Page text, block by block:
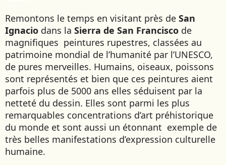
Remontons le temps en visitant près de San
Ignacio dans la Sierra de San Francisco de
magnifiques peintures rupestres, classées au
patrimoine mondial de l’humanité par l’UNESCO,
de pures merveilles. Humains, oiseaux, poissons
sont représentés et bien que ces peintures aient
parfois plus de 5000 ans elles séduisent par la
netteté du dessin. Elles sont parmi les plus
remarquables concentrations d’art préhistorique
du monde et sont aussi un étonnant exemple de
très belles manifestations d’expression culturelle
humaine.